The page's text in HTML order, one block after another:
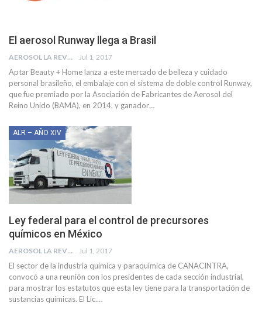
El aerosol Runway llega a Brasil
AEROSOL LA REVISTA Jul 1, 2017
Aptar Beauty + Home lanza a este mercado de belleza y cuidado
personal brasileño, el embalaje con el sistema de doble control Runway,
que fue premiado por la Asociación de Fabricantes de Aerosol del
Reino Unido (BAMA), en 2014, y ganador…
ALR – AÑO XIV
Ley federal para el control de precursores
químicos en México
AEROSOL LA REVISTA Jul 1, 2017
El sector de la industria química y paraquímica de CANACINTRA,
convocó a una reunión con los presidentes de cada sección industrial,
para mostrar los estatutos que esta ley tiene para la transportación de
sustancias químicas. El Lic.…